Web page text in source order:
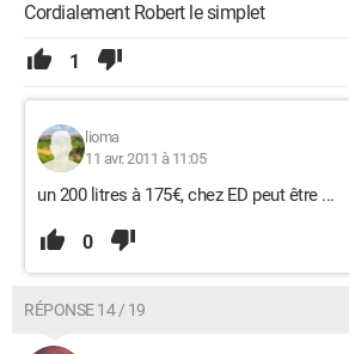
Cordialement Robert le simplet
1
lioma
11 avr. 2011 à 11:05
un 200 litres à 175€, chez ED peut être ...
0
RÉPONSE 14 / 19